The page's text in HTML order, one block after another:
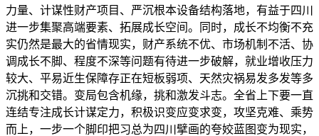
力量、计谋性财产项目、严沉根本设备结构落地，有益于四川
进一步集聚高端要素、拓展成长空间。同时，成长不均衡不充
实仍然是最大的省情现实，财产系统不优、市场机制不活、协
调成长不脚、程度不深等问题有待进一步破解，就业增收压力
较大、平易近生保障存正在短板弱项、天然灾祸易发多发等多
沉挑和交错。变局包含机缘，挑和激发斗志。全省上下要一直
连结专注成长计谋定力，积极识变应变求变，攻坚克难、乘势
而上，一步一个脚印把习总为四川擘画的夸姣蓝图变为现实，